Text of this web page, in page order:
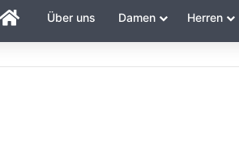
Start Über uns Damen Herren